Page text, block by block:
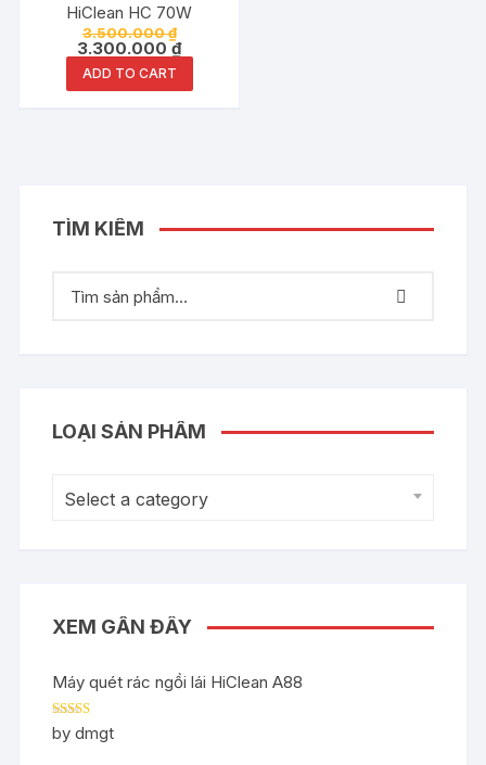
HiClean HC 70W
3.500.000₫
3.300.000₫
ADD TO CART
TÌM KIẾM
LOẠI SẢN PHẨM
Select a category
XEM GẦN ĐÂY
Máy quét rác ngồi lái HiClean A88
Rated5out
of 5
by dmgt